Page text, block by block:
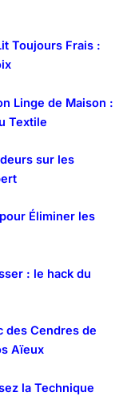
Toujours Frais :
Linge de Maison :
Textile
sur les
Éliminer les
: le hack du
des Cendres de
Aïeux
la Technique